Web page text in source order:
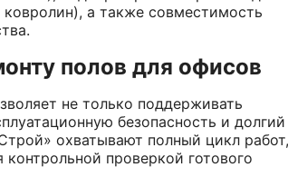
а также совместимость
полов для офисов
не только поддерживать
безопасность и долгий
охватывают полный цикл работ,
проверкой готового